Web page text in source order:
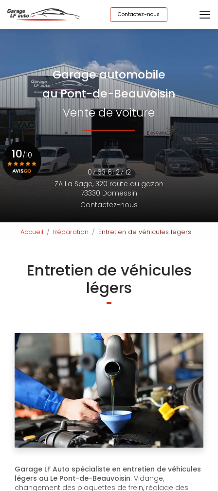
au
contenu
principal
Contactez-nous
Garage automobile
au Pont-de-Beauvoisin
Vente de voiture
07 63 61 27 12
ZA La Sage, 320 route du gazon
73330 Domessin
Contactez-nous
10/10
Accueil Réparation Entretien de véhicules légers
Entretien de véhicules
légers
Garage LF Auto spécialiste en entretien de véhicules
légers au Le Pont-de-Beauvoisin. Vidange,
changement des plaquettes de frein, réglage des